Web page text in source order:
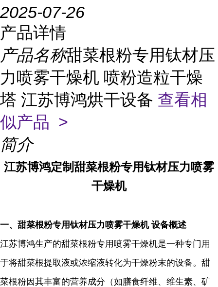
2025-07-26
产品详情
产品名称甜菜根粉专用钛材压
力喷雾干燥机 喷粉造粒干燥
塔 江苏博鸿烘干设备 查看相
似产品 >
简介
江苏博鸿定制甜菜根粉专用钛材压力喷雾
干燥机
一、 甜菜根粉专用钛材压力喷雾干燥机 设备概述
江苏博鸿生产的甜菜根粉专用喷雾干燥机是一种专门用
于将甜菜根提取液或浓缩液转化为干燥粉末的设备。甜
菜根粉因其丰富的营养成分（如膳食纤维、维生素、矿